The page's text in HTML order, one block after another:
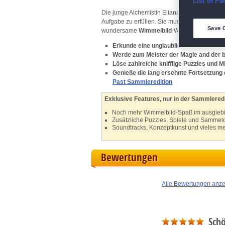
Die junge Alchemistin Eliana ist die
Aufgabe zu erfüllen. Sie muss drei mächtige
wundersame Wimmelbild-Welt wird Eliana
Erkunde eine unglaubliche
Werde zum Meister der Magie and
Löse zahlreiche knifflige Puzzles und
Genieße die lang ersehnte
Past Sammleredition
Exklusive Features, nur in der
Noch mehr Wimmelbild-Spaß im
Zusätzliche Puzzles, Spiele und
Soundtracks, Konzeptkunst und vieles
Bewertungen
Alle Bewertungen
Save